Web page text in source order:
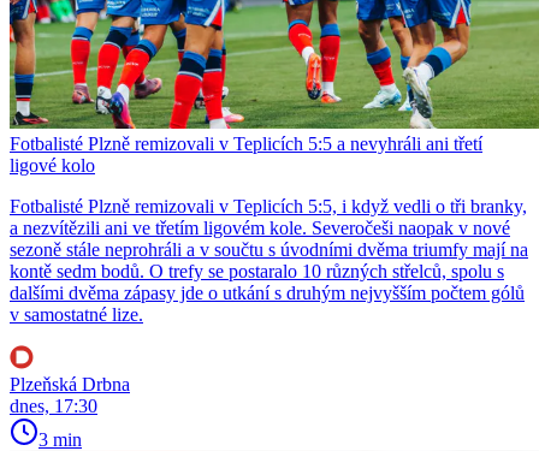
Fotbalisté Plzně remizovali v Teplicích 5:5 a nevyhráli ani třetí
ligové kolo
Fotbalisté Plzně remizovali v Teplicích 5:5, i když vedli o tři branky,
a nezvítězili ani ve třetím ligovém kole. Severočeši naopak v nové
sezoně stále neprohráli a v součtu s úvodními dvěma triumfy mají na
kontě sedm bodů. O trefy se postaralo 10 různých střelců, spolu s
dalšími dvěma zápasy jde o utkání s druhým nejvyšším počtem gólů
v samostatné lize.
Plzeňská Drbna
dnes, 17:30
3 min